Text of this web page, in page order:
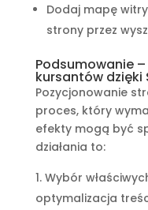
Dodaj mapę
strony przez
Podsumowanie
kursantów dzięki
Pozycjonowanie
proces, który
efekty mogą być
działania to:
Wybór
optymalizacja